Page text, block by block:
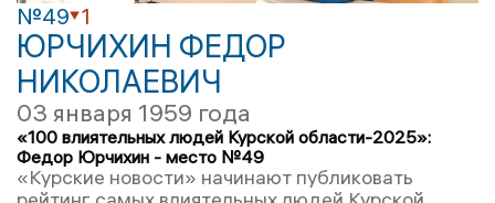
№49 1
ЮРЧИХИН ФЕДОР
НИКОЛАЕВИЧ
03 января 1959 года
«100 влиятельных людей Курской области-2025»:
Федор Юрчихин - место №49
«Курские новости» начинают публиковать